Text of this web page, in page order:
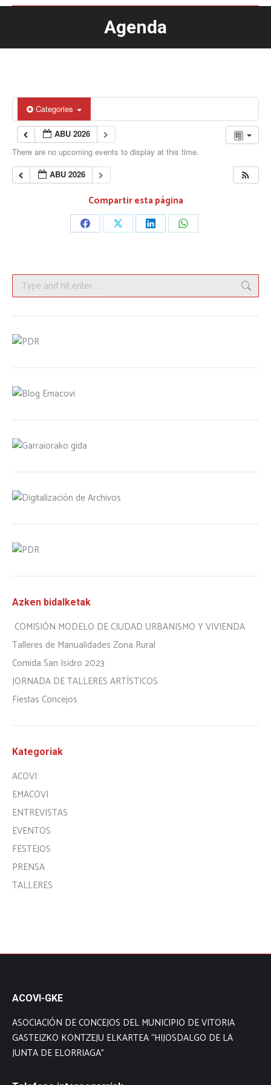
Agenda
You are here:
Categories
ABU 2026
There are no upcoming events to display at this time.
ABU 2026
Compartir esta página
Share Share Share Share
Search:
Azken bidalketak
COMISIÓN MODELO DE CIUDAD URBANISMO Y VIVIENDA
Talleres de Manualidades Zona Rural
Comida San Isidro 2023
JORNADA DE TALLERES ARTÍSTICOS
Fiestas Concejos
Kategoriak
ACOVI
EMACOVI
ENTREVISTAS
EVENTOS
FESTEJOS
PRENSA
TALLERES
ACOVI-GKE
ASOCIACIÓN DE CONCEJOS DEL MUNICIPIO DE VITORIA
GASTEIZKO KONTZEJU ELKARTEA “HIJOSDALGO DE LA
JUNTA DE ELORRIAGA”